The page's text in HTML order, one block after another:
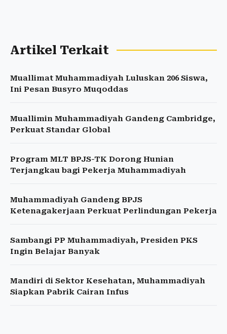
Artikel Terkait
Muallimat Muhammadiyah Luluskan 206 Siswa,
Ini Pesan Busyro Muqoddas
Muallimin Muhammadiyah Gandeng Cambridge,
Perkuat Standar Global
Program MLT BPJS-TK Dorong Hunian
Terjangkau bagi Pekerja Muhammadiyah
Muhammadiyah Gandeng BPJS
Ketenagakerjaan Perkuat Perlindungan Pekerja
Sambangi PP Muhammadiyah, Presiden PKS
Ingin Belajar Banyak
Mandiri di Sektor Kesehatan, Muhammadiyah
Siapkan Pabrik Cairan Infus